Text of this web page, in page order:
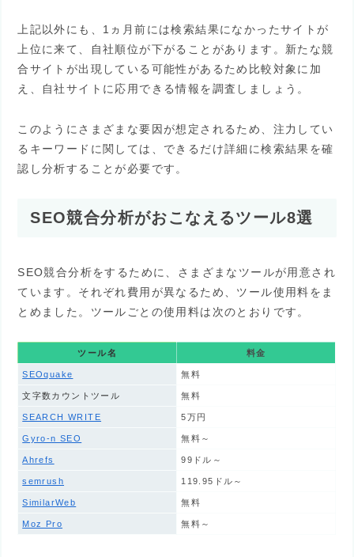
上記以外にも、1ヵ月前には検索結果になかったサイトが
上位に来て、自社順位が下がることがあります。新たな競
合サイトが出現している可能性があるため比較対象に加
え、自社サイトに応用できる情報を調査しましょう。
このようにさまざまな要因が想定されるため、注力してい
るキーワードに関しては、できるだけ詳細に検索結果を確
認し分析することが必要です。
SEO競合分析がおこなえるツール8選
SEO競合分析をするために、さまざまなツールが用意され
ています。それぞれ費用が異なるため、ツール使用料をま
とめました。ツールごとの使用料は次のとおりです。
ツール名 料金
SEOquake 無料
文字数カウントツール 無料
SEARCH WRITE 5万円
Gyro-n SEO 無料～
Ahrefs 99ドル～
semrush 119.95ドル～
SimilarWeb 無料
Moz Pro 無料～